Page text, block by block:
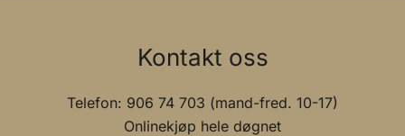
Kontakt oss
Telefon: 906 74 703 (mand-fred. 10-17)
Onlinekjøp hele døgnet